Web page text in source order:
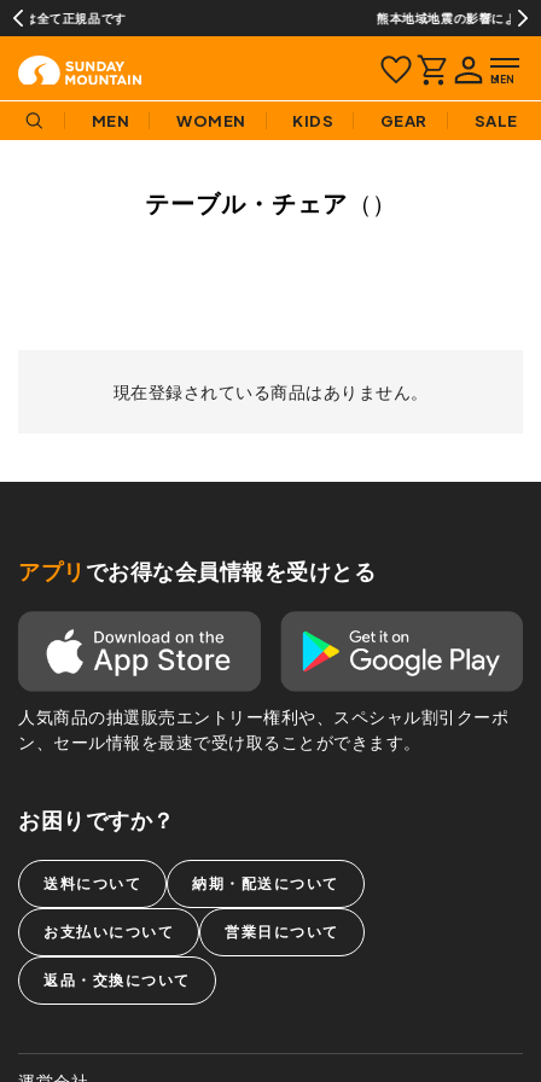
熊本地域地震の影響による配送遅延について
MEN WOMEN KIDS GEAR SALE
テーブル・チェア （）
現在登録されている商品はありません。
アプリ でお得な会員情報を受けとる
人気商品の抽選販売エントリー権利や、スペシャル割引クーポ
ン、セール情報を最速で受け取ることができます。
お困りですか？
送料について 納期・配送について
お支払いについて 営業日について
返品・交換について